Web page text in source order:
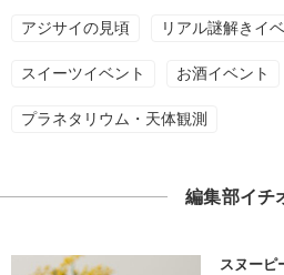
アジサイの見頃 リアル謎解きイ
スイーツイベント お酒イベント
プラネタリウム・天体観測
編集部イチ
スヌーピ